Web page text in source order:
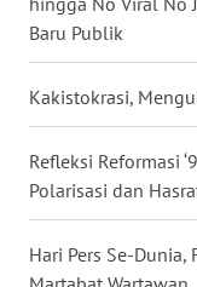
Baru Publik
Kakistokrasi,
Refleksi Reformasi
Polarisasi dan
Hari Pers Se-Dunia,
BALI
WN
KALTENG
WN